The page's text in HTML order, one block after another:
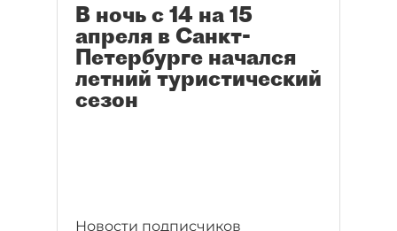
В ночь с 14 на 15
апреля в Санкт-
Петербурге начался
летний туристический
сезон
Новости подписчиков